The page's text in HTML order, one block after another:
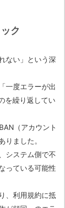
ク
ない」という深
一度エラーが出
を繰り返してい
（アカウント
ました。
システム側で不
っている可能性
、利用規約に抵